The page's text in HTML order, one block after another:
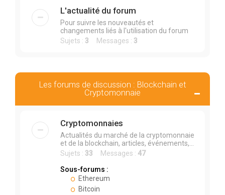
L'actualité du forum
Pour suivre les nouveautés et
changements liés à l'utilisation du forum
Sujets : 3 Messages : 3
Les forums de discussion : Blockchain et
Cryptomonnaie
Cryptomonnaies
Actualités du marché de la cryptomonnaie
et de la blockchain, articles, événements,...
Sujets : 33 Messages : 47
Sous-forums :
Ethereum
Bitcoin